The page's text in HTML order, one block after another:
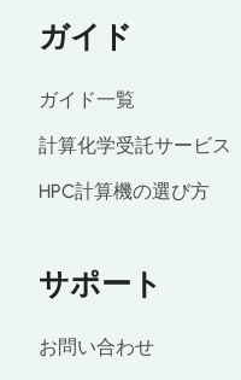
ガイド
ガイド一覧
計算化学受託サービス
HPC計算機の選び方
サポート
お問い合わせ